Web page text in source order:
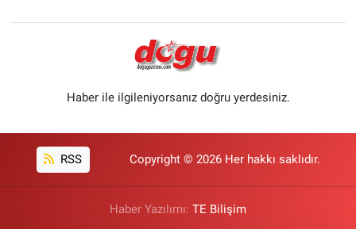
Haber ile ilgileniyorsanız doğru yerdesiniz.
RSS Copyright © 2026 Her hakkı saklıdır.
Haber Yazılımı: TE Bilişim